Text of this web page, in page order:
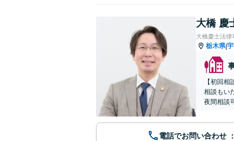
大橋 慶
大橋慶士法律
栃木県|
【初回
相談もい
夜間相談
電話でお問い合わせ